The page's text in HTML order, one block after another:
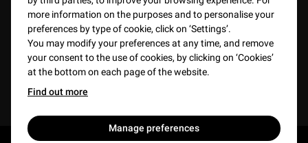
more information on the purposes and to personalise your
preferences by type of cookie, click on ‘Settings’.
You may modify your preferences at any time, and remove
your consent to the use of cookies, by clicking on ‘Cookies’
at the bottom on each page of the website.
Find out more
Manage preferences
想之地。在卢浮宫的宫殿中，陈列着举世闻名的
绘画、雕塑、建筑作品和工艺品，出自驰名天下
的意大利、法国大师之手，还有古代不知姓名的
大师们的不朽之作。没有两件杰作是雷同的！